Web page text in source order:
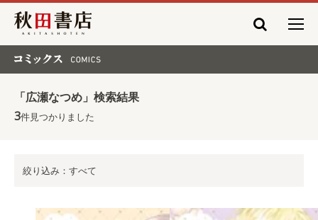
秋田書店
「広瀬なつめ」検索結果
3件見つかりました
絞り込み：すべて